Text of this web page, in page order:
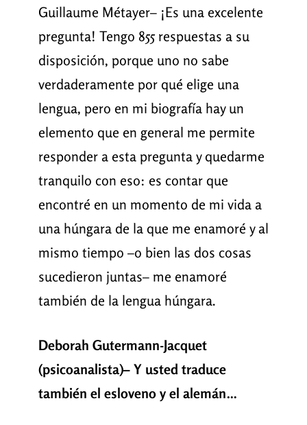
Guillaume Métayer– ¡Es una excelente
pregunta! Tengo 855 respuestas a su
disposición, porque uno no sabe
verdaderamente por qué elige una
lengua, pero en mi biografía hay un
elemento que en general me permite
responder a esta pregunta y quedarme
tranquilo con eso: es contar que
encontré en un momento de mi vida a
una húngara de la que me enamoré y al
mismo tiempo –o bien las dos cosas
sucedieron juntas– me enamoré
también de la lengua húngara.
Deborah Gutermann-Jacquet
(psicoanalista)– Y usted traduce
también el esloveno y el alemán…